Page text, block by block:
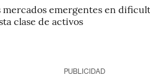
mercados emergentes en
clase de activos
PUBLICIDAD